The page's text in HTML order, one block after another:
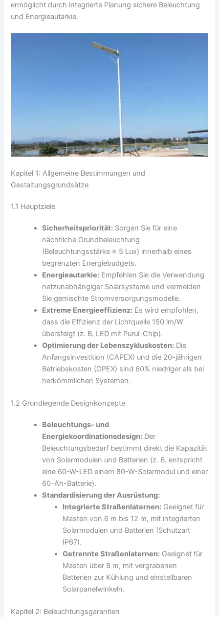
ermöglicht durch integrierte Planung sichere Beleuchtung
und Energieautarkie.
Kapitel 1: Allgemeine Bestimmungen und
Gestaltungsgrundsätze
1.1 Hauptziele
Sicherheitspriorität: Sorgen Sie für eine
nächtliche Grundbeleuchtung
(Beleuchtungsstärke ≥ 5 Lux) innerhalb eines
begrenzten Energiebudgets.
Energieautarkie: Empfehlen Sie die Verwendung
netzunabhängiger Solarsysteme und vermeiden
Sie gemischte Stromversorgungsmodelle.
Extreme Energieeffizienz: Es wird empfohlen,
dass die Effizienz der Lichtquelle 150 lm/W
übersteigt (z. B. LED mit Purui-Chip).
Optimierung der Lebenszykluskosten: Die
Anfangsinvestition (CAPEX) und die 20-jährigen
Betriebskosten (OPEX) sind 60% niedriger als bei
herkömmlichen Systemen.
1.2 Grundlegende Designkonzepte
Beleuchtungs- und
Energiekoordinationsdesign: Der
Beleuchtungsbedarf bestimmt direkt die Kapazität
von Solarmodulen und Batterien (z. B. entspricht
eine 60-W-LED einem 80-W-Solarmodul und einer
60-Ah-Batterie).
Standardisierung der Ausrüstung:
Integrierte Straßenlaternen: Geeignet für
Masten von 6 m bis 12 m, mit integrierten
Solarmodulen und Batterien (Schutzart
IP67).
Getrennte Straßenlaternen: Geeignet für
Masten über 8 m, mit vergrabenen
Batterien zur Kühlung und einstellbaren
Solarpanelwinkeln.
Kapitel 2: Beleuchtungsgarantien